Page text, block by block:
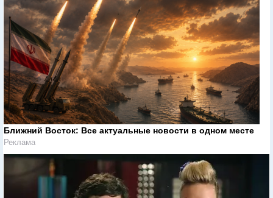
Ближний Восток: Все актуальные новости в одном месте
Реклама